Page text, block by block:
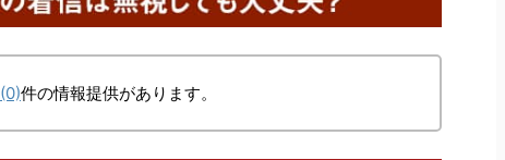
(0)件の情報提供があります。